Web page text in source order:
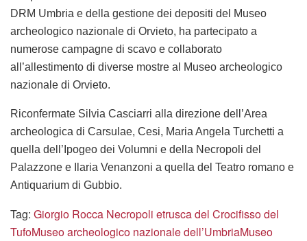
DRM Umbria e della gestione dei depositi del Museo
archeologico nazionale di Orvieto, ha partecipato a
numerose campagne di scavo e collaborato
all’allestimento di diverse mostre al Museo archeologico
nazionale di Orvieto.
Riconfermate Silvia Casciarri alla direzione dell’Area
archeologica di Carsulae, Cesi, Maria Angela Turchetti a
quella dell’Ipogeo dei Volumni e della Necropoli del
Palazzone e Ilaria Venanzoni a quella del Teatro romano e
Antiquarium di Gubbio.
Tag: Giorgio Rocca Necropoli etrusca del Crocifisso del
TufoMuseo archeologico nazionale dell’UmbriaMuseo